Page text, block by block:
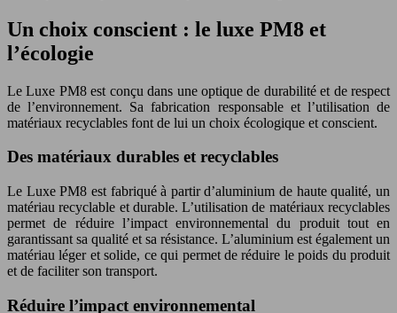
Un choix conscient : le luxe PM8 et
l’écologie
Le Luxe PM8 est conçu dans une optique de durabilité et de respect
de l’environnement. Sa fabrication responsable et l’utilisation de
matériaux recyclables font de lui un choix écologique et conscient.
Des matériaux durables et recyclables
Le Luxe PM8 est fabriqué à partir d’aluminium de haute qualité, un
matériau recyclable et durable. L’utilisation de matériaux recyclables
permet de réduire l’impact environnemental du produit tout en
garantissant sa qualité et sa résistance. L’aluminium est également un
matériau léger et solide, ce qui permet de réduire le poids du produit
et de faciliter son transport.
Réduire l’impact environnemental